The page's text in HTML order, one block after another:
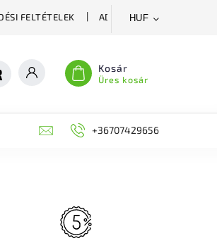
FELTÉTELEK ADATVÉDELMI
HUF
Kosár
Üres kosár
FALPANEL, MŰNÖVÉNY FAL
+36707429656